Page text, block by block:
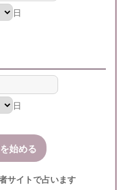
日
日
サイトで占います